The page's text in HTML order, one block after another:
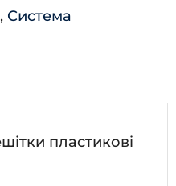
, Система
пластикові